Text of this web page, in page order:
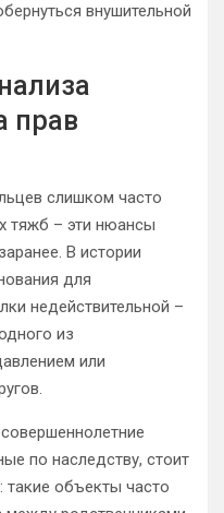
внушительной
прав
слишком часто
тяжб – эти нюансы
В истории
для
недействительной –
из
или
по наследству, стоит
объекты часто